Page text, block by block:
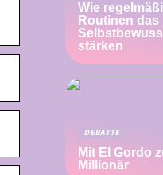
Wie
Routinen das
stärken
DEBATTE
Mit El Gordo
Millionär